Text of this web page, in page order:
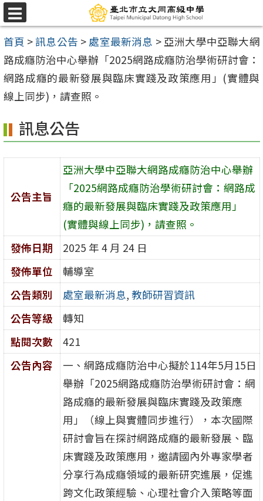
跳
至
主
要
內
容
選
單
首頁 >訊息公告 > 處室最新消息 > 亞洲大學中亞聯大網
路成癮防治中心舉辦「2025網路成癮防治學術研討會：
網路成癮的最新發展與臨床實踐及政策應用」(實體與
線上同步)，請查照。
訊息公告
公告主旨
亞洲大學中亞聯大網路成癮防治中心舉辦
「2025網路成癮防治學術研討會：網路成
癮的最新發展與臨床實踐及政策應用」
(實體與線上同步)，請查照。
發佈日期
2025 年 4 月 24 日
發佈單位
輔導室
公告類別
處室最新消息, 教師研習資訊
公告等級
轉知
點閱次數
421
公告內容
一、網路成癮防治中心擬於114年5月15日
舉辦「2025網路成癮防治學術研討會：網
路成癮的最新發展與臨床實踐及政策應
用」（線上與實體同步進行），本次國際
研討會旨在探討網路成癮的最新發展、臨
床實踐及政策應用，邀請國內外專家學者
分享行為成癮領域的最新研究進展，促進
跨文化政策經驗、心理社會介入策略等面